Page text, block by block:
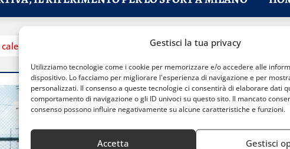
Gestisci la tua privacy
Utilizziamo tecnologie come i cookie per memorizzare e/o accedere alle
dispositivo. Lo facciamo per migliorare l'esperienza di navigazione e per
personalizzati. Il consenso a queste tecnologie ci consentirà di elaborare dati
comportamento di navigazione o gli ID univoci su questo sito. Il mancato
consenso possono influire negativamente su alcune caratteristiche e funzioni.
Accetta Gestisci
conquista il mondo